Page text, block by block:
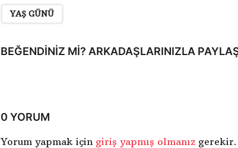
y
l
a
YAŞ GÜNÜ
BEĞENDINIZ MI? ARKADAŞLARINIZLA
0 YORUM
Yorum yapmak için giriş yapmış olmanız gerekir.